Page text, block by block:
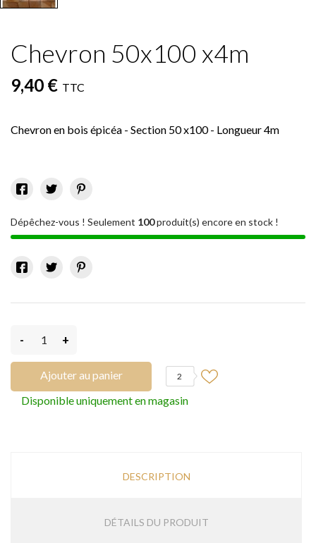
Chevron 50x100 x4m
9,40 € TTC
Chevron en bois épicéa - Section 50 x100 - Longueur 4m
Dépêchez-vous ! Seulement 100produit(s) encore en stock !
- +
Ajouter au panier 2
Disponible uniquement en magasin
DESCRIPTION
DÉTAILS DU PRODUIT